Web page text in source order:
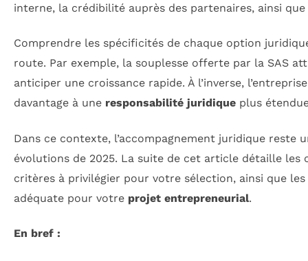
interne, la crédibilité auprès des partenaires, ainsi
Comprendre les spécificités de chaque option
route. Par exemple, la souplesse offerte par la SAS
anticiper une croissance rapide. À l’inverse,
davantage à une responsabilité juridique plus
Dans ce contexte, l’accompagnement juridique reste
évolutions de 2025. La suite de cet article détaille
critères à privilégier pour votre sélection, ainsi que
adéquate pour votre projet entrepreneurial.
En bref :